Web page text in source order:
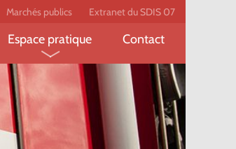
Marchés publics Extranet du SDIS 07
risques
Espace pratique
Écobuage
Établissement recevant du
public
Contact